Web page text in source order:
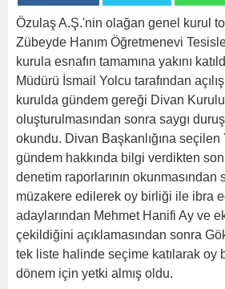
Özulaş A.Ş.'nin olağan genel kurul
Zübeyde Hanım Öğretmenevi
kurula esnafın tamamına yakını
Müdürü İsmail Yolcu tarafından
kurulda gündem gereği Divan
oluşturulmasından sonra saygı
okundu. Divan Başkanlığına seçilen
gündem hakkında bilgi verdikten
denetim raporlarının okunmasından
müzakere edilerek oy birliği ile ibra
adaylarından Mehmet Hanifi Ay ve
çekildiğini açıklamasından sonra
tek liste halinde seçime katılarak oy
dönem için yetki almış oldu.